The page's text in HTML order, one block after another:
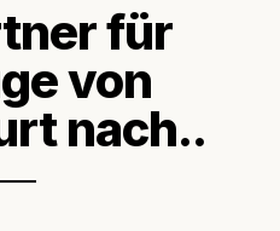
für
von
nach..